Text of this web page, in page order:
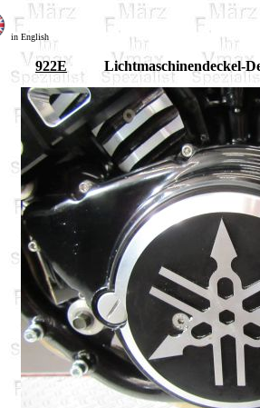
in English
922E Lichtmaschinendeckel-